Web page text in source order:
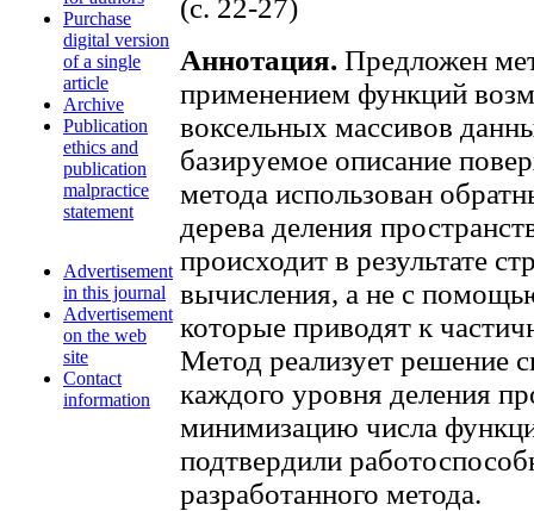
Purchase
digital version
of a single
article
Archive
Publication
ethics and
publication
malpractice
statement
Advertisement
in this journal
Advertisement
on the web
site
Contact
information
(с. 22-27)
Аннотация. Предложен
применением функций
воксельных массивов
базируемое описание
метода использован
дерева деления
происходит в результате
вычисления, а не с
которые приводят к
Метод реализует решение
каждого уровня деления
минимизацию числа
подтвердили
разработанного метода.